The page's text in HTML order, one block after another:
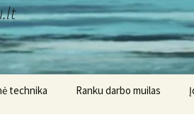
technika Ranku darbo muilas